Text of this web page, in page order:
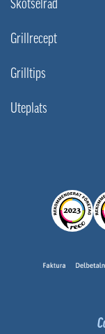
Skötselråd
Grillrecept
Grilltips
Uteplats